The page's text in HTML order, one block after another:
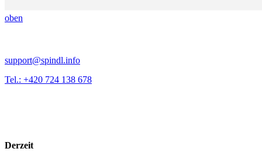
oben
support@spindl.info
Tel.: +420 724 138 678
Derzeit